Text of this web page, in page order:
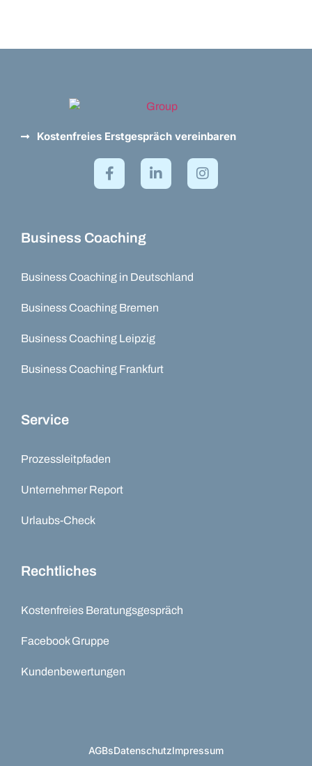
Kostenfreies Erstgespräch vereinbaren
Business Coaching
Business Coaching in Deutschland
Business Coaching Bremen
Business Coaching Leipzig
Business Coaching Frankfurt
Service
Prozessleitpfaden
Unternehmer Report
Urlaubs-Check
Rechtliches
Kostenfreies Beratungsgespräch
Facebook Gruppe
Kundenbewertungen
AGBsDatenschutzImpressum